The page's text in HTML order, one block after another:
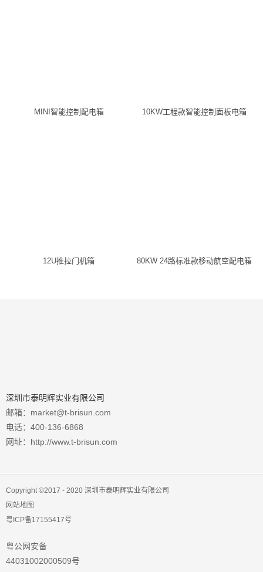
MINI智能控制配电箱 10KW工程款智能控制面板电箱
12U推拉门机箱 80KW 24路标准款移动航空配电箱
深圳市泰明辉实业有限公司
邮箱：market@t-brisun.com
电话：400-136-6868
网址：http://www.t-brisun.com
Copyright ©2017 - 2020 深圳市泰明辉实业有限公司
网站地图
粤ICP备17155417号
粤公网安备
44031002000509号